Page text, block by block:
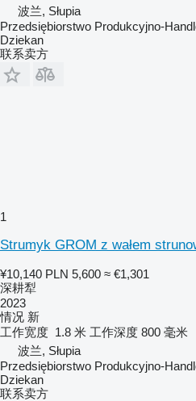
波兰, Słupia
Przedsiębiorstwo Produkcyjno-
Dziekan
联系卖方
1
Strumyk GROM z wałem
¥10,140 PLN 5,600 ≈ €1,301
深耕犁
2023
情况 新
工作宽度 1.8 米 工作深度 800 毫米
波兰, Słupia
Przedsiębiorstwo Produkcyjno-
Dziekan
联系卖方